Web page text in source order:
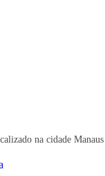
na cidade